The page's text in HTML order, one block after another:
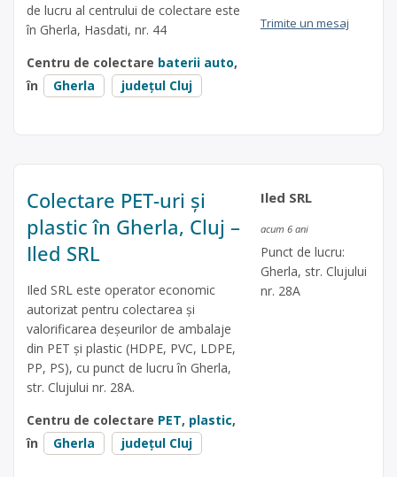
de lucru al centrului de colectare este
în Gherla, Hasdati, nr. 44
Centru de colectare baterii auto,
în
Gherla județul Cluj
Trimite un mesaj
Colectare PET-uri și
plastic în Gherla, Cluj –
Iled SRL
Iled SRL este operator economic
autorizat pentru colectarea și
valorificarea deșeurilor de ambalaje
din PET și plastic (HDPE, PVC, LDPE,
PP, PS), cu punct de lucru în Gherla,
str. Clujului nr. 28A.
Centru de colectare PET, plastic,
în
Gherla județul Cluj
Iled SRL
acum 6 ani
Punct de lucru:
Gherla, str. Clujului
nr. 28A